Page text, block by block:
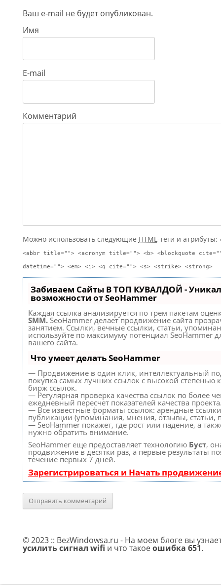
Ваш e-mail не будет опубликован.
Имя
E-mail
Комментарий
Можно использовать следующие HTML -теги и атрибуты:
<abbr title=""> <acronym title=""> <b> <blockquote
datetime=""> <em> <i> <q cite=""> <s> <strike> <strong>
Забиваем Сайты В ТОП КУВАЛДОЙ -
возможности от SeoHammer
Каждая ссылка анализируется по трем пакетам
SMM.SeoHammer делает продвижение сайта
занятием. Ссылки, вечные ссылки, статьи,
используйте по максимуму потенциал SeoHammer
вашего сайта.
Что умеет делать SeoHammer
— Продвижение в один клик, интеллектуальный
покупка самых лучших ссылок с высокой степенью
бирж ссылок.
— Регулярная проверка качества ссылок по более
ежедневный пересчет показателей качества
— Все известные форматы ссылок: арендные
публикации (упоминания, мнения, отзывы, статьи,
— SeoHammer покажет, где рост или падение, а
нужно обратить внимание.
SeoHammer еще предоставляет технологию Буст,
продвижение в десятки раз, а первые результаты
течение первых 7 дней.
Зарегистрироваться и Начать
© 2023 :: BezWindowsa.ru - На моем блоге вы
усилить сигнал wifi и что такоеошибка 651.